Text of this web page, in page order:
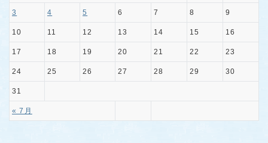
« 7月
3 4 5 6 7 8 9
10 11 12 13 14 15 16
17 18 19 20 21 22 23
24 25 26 27 28 29 30
31